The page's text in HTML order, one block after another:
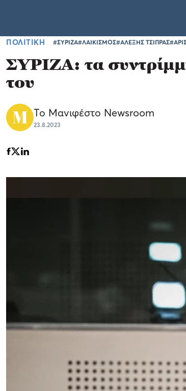
ΠΟΛΙΤΙΚΗ #ΣΥΡΙΖΑ#ΛΑΙΚΙΣΜΟΣ#ΑΛΕΞΗΣ ΤΣΙΠΡΑΣ
ΣΥΡΙΖΑ: τα
του
Το Μανιφέστο Newsroom
23.8.2023